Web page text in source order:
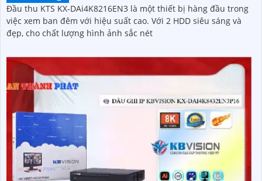
Đầu thu KTS KX-DAi4K8216EN3 là một thiết bị hàng đầu trong
việc xem ban đêm với hiệu suất cao. Với 2 HDD siêu sáng và
đẹp, cho chất lượng hình ảnh sắc nét